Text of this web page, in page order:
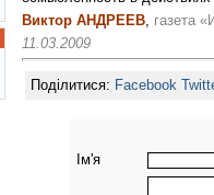
Виктор АНДРЕЕВ, газета
11.03.2009
Поділитися: Facebook
Ім'я